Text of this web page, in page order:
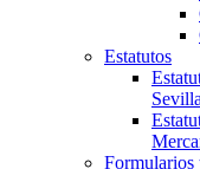
Estatutos
Sevilla
Formularios